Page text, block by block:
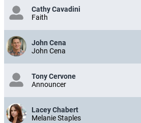
Cathy Cavadini
Faith
John Cena
John Cena
Tony Cervone
Announcer
Lacey Chabert
Melanie Staples